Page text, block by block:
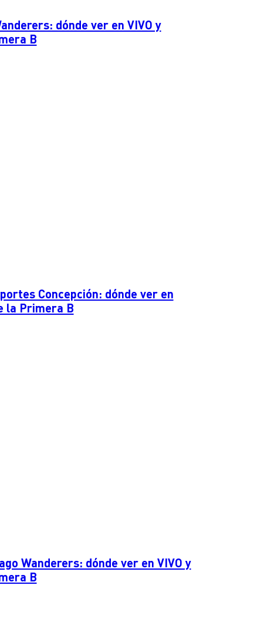
dónde ver en VIVO y
B
Concepción: dónde ver en
la Primera B
Wanderers: dónde ver en VIVO y
B